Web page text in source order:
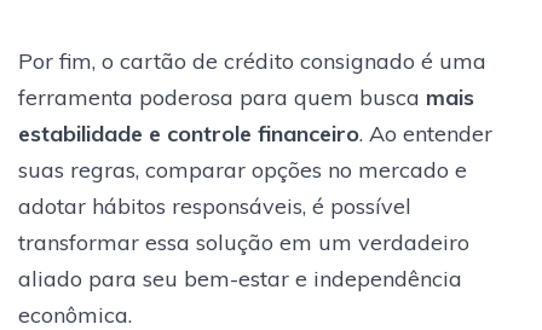
Por fim, o cartão de crédito consignado é uma
ferramenta poderosa para quem busca mais
estabilidade e controle financeiro. Ao entender
suas regras, comparar opções no mercado e
adotar hábitos responsáveis, é possível
transformar essa solução em um verdadeiro
aliado para seu bem-estar e independência
econômica.